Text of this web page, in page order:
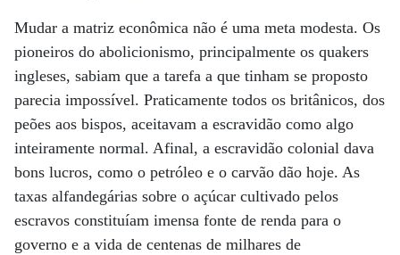
Mudar a matriz econômica não é uma meta modesta. Os
pioneiros do abolicionismo, principalmente os quakers
ingleses, sabiam que a tarefa a que tinham se proposto
parecia impossível. Praticamente todos os britânicos, dos
peões aos bispos, aceitavam a escravidão como algo
inteiramente normal. Afinal, a escravidão colonial dava
bons lucros, como o petróleo e o carvão dão hoje. As
taxas alfandegárias sobre o açúcar cultivado pelos
escravos constituíam imensa fonte de renda para o
governo e a vida de centenas de milhares de